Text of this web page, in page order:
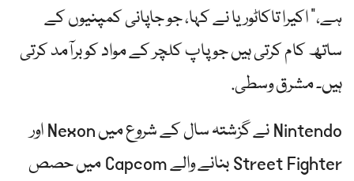
ہے،” اکیرا تاکاٹوریا نے کہا، جو جاپانی کمپنیوں کے
ساتھ کام کرتی ہیں جو پاپ کلچر کے مواد کو برآمد کرتی
ہیں۔ مشرق وسطی.
Nintendo نے گزشتہ سال کے شروع میں Nexon اور
Street Fighter بنانے والے Capcom میں حصص